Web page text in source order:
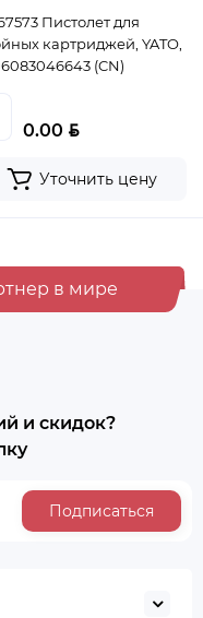
Пистолет для
картриджей, YATO,
(CN)
0.00 BYN
Уточнить цену
в мире
и скидок?
Подписаться